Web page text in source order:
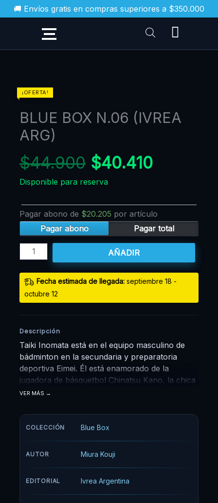
🚚 Envíos gratis en compras superiores a $350.000
al
¡OFERTA!
BLUE BOX N.06 (IVREA
ARG)
$44.900
precio
original
$44.900.
$40.410
actual
Disponible para reserva
Pagar abono de $20.205 por artículo
Pagar abono
Pagar total
BLUE
BOX
N.06
(IVREA
ARG)
cantidad
AÑADIR
Fecha estimada de llegada: septiembre 18 -
octubre 12
Descripción
Taiki Inomata está en el equipo masculino de
bádminton en la secundaria y preparatoria
deportiva Eimei. Él está enamorado de la
jugadora de básquetbol Chinatsu Kano, la chica
mayor con la que entrena todas las mañanas en
un giro brusco... ¡Y así comienza esta nueva
serie de amor, deportes y juventud!
VER MÁS
COLECCIÓN Blue Box
AUTOR Miura Kouji
EDITORIAL Ivrea Argentina